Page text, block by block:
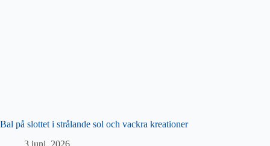
Bal på slottet i strålande sol och vackra kreationer